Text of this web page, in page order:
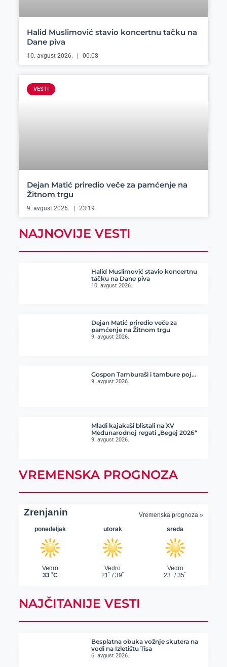
Halid Muslimović stavio koncertnu tačku na
Dane piva
10. avgust 2026. 00:08
VESTI
Dejan Matić priredio veče za pamćenje na
Žitnom trgu
9. avgust 2026. 23:19
NAJNOVIJE VESTI
Halid Muslimović stavio koncertnu
tačku na Dane piva
10. avgust 2026.
Dejan Matić priredio veče za
pamćenje na Žitnom trgu
9. avgust 2026.
Gospon Tamburaši i tambure poj…
9. avgust 2026.
Mladi kajakaši blistali na XV
Međunarodnoj regati „Begej 2026“
9. avgust 2026.
VREMENSKA PROGNOZA
NAJČITANIJE VESTI
Besplatna obuka vožnje skutera na
vodi na Izletištu Tisa
6. avgust 2026.